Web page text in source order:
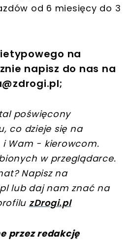
od 6 miesięcy do 3
na
napisz do nas na
;
poświęcony
co dzieje się na
Wam - kierowcom.
w przeglądarce.
Napisz na
lub daj nam znać na
zDrogi.pl
przez redakcję